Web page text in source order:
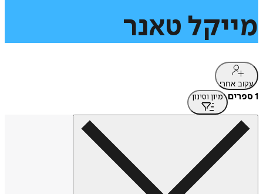
מייקל טאנר
עקוב אחרי
1 ספרים מיון וסינון